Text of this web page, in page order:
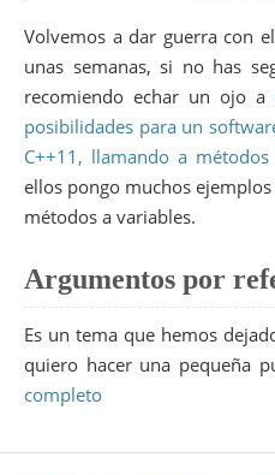
Volvemos a dar guerra con
unas semanas, si no has
recomiendo echar un ojo a
posibilidades para un
C++11, llamando a
ellos pongo muchos
métodos a variables.
Argumentos por
Es un tema que hemos
quiero hacer una pequeña
completo